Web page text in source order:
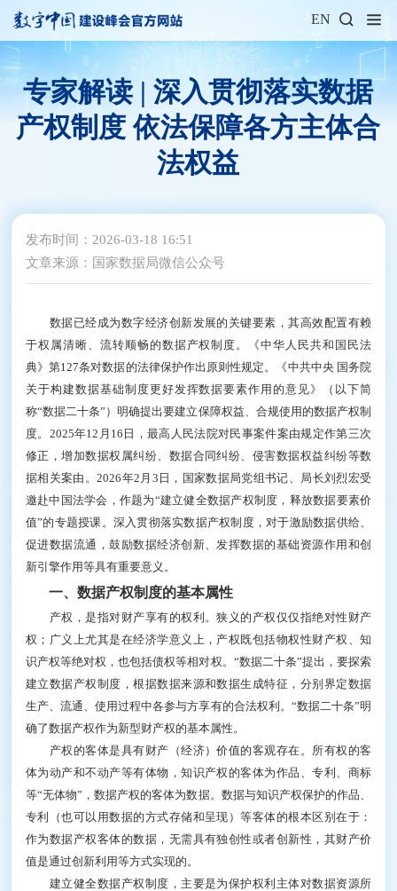
EN
专家解读 | 深入贯彻落实数据
产权制度 依法保障各方主体合
法权益
发布时间：2026-03-18 16:51
文章来源：国家数据局微信公众号
数据已经成为数字经济创新发展的关键要素，其高效配置有赖
于权属清晰、流转顺畅的数据产权制度。《中华人民共和国 民法
典》第127条对数据的法律保护作出原则性规定。《中共中央 国务院
关于构建数据基础制度更好发挥数据要素作用的意见》（以下简
称“数据二十条”）明确提出要建立保障权益、合规使用的数据产权制
度。2025年12月16日，最高人民法院对民事案件案由规定作第三次
修正，增加数据权属纠纷、数据合同纠纷、侵害数据权益纠纷等数
据相关案由。2026年2月3日，国家数据局党组书记、局长刘烈宏受
邀赴中国法学会，作题为“建立健全数据产权制度，释放数据要素价
值”的专题授课。深入贯彻落实数据产权制度，对于激励数据供给、
促进数据流通，鼓励数据经济创新、发挥数据的基础资源作用和创
新引擎作用等具有重要意义。
一、数据产权制度的基本属性
产权，是指对财产享有的权利。狭义的产权仅仅指绝对性财产
权；广义上尤其是在经济学意义上，产权既包括物权性财产权、知
识产权等绝对权，也包括债权等相对权。“数据二十条”提出，要探索
建立数据产权制度，根据数据来源和数据生成特征，分别界定数据
生产、流通、使用过程中各参与方享有的合法权利。“数据二十条”明
确了数据产权作为新型财产权的基本属性。
产权的客体是具有财产（经济）价值的客观存在。所有权的客
体为动产和不动产等有体物，知识产权的客体为作品、专利、商标
等“无体物”，数据产权的客体为数据。数据与知识产权保护的作品、
专利（也可以用数据的方式存储和呈现）等客体的根本区别在于：
作为数据产权客体的数据，无需具有独创性或者创新性，其财产价
值是通过创新利用等方式实现的。
建立健全数据产权制度，主要是为保护权利主体对数据资源所